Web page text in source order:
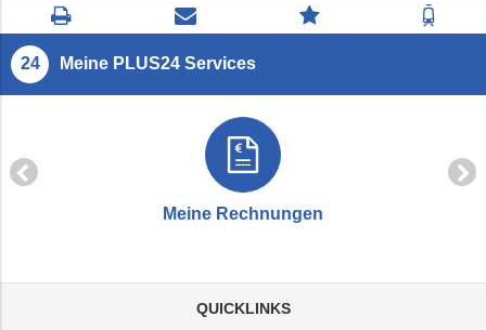
Seite
drucken
Kontaktseite
öffnen
Zum
Feedback
Zur
Meine PLUS24 Services
Meine Rechnungen
QUICKLINKS